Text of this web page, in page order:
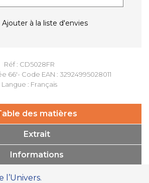
Réf : CD5028FR
66'- Code EAN : 32924995028011
Langue : Français
Ajouter à la liste d'envies
des matières
Extrait
Informations
l’Univers.